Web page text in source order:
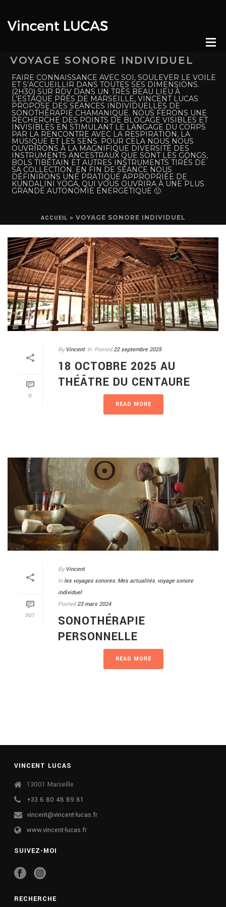
VOYAGE SONORE INDIVIDUEL
FAIRE CONNAISSANCE AVEC SOI, SOULEVER LE VOILE
ET S’ACCUEILLIR DANS TOUTES SES DIMENSIONS.
(2H30) SUR RDV DANS UN TRÈS BEAU LIEU À
L’ESTAQUE PRÈS DE MARSEILLE, VINCENT LUCAS
PROPOSE DES SÉANCES INDIVIDUELLES DE
SONOTHÉRAPIE CHAMANIQUE. NOUS FERONS UNE
RECHERCHE DES POINTS DE BLOCAGE VISIBLES ET
INVISIBLES EN STIMULANT LE LANGAGE DU CORPS
PAR LA RENCONTRE AVEC LA RESPIRATION, LA
MUSIQUE ET LES SENS. POUR CELA NOUS NOUS
OUVRIRONS À LA MAGNIFIQUE DIVERSITÉ DES
INSTRUMENTS ANCESTRAUX QUE SONT LES GONGS,
BOLS TIBÉTAIN ET AUTRES INSTRUMENTS TIRÉS DE
SA COLLECTION. EN FIN DE SÉANCE NOUS
DÉFINIRONS UNE PRATIQUE APPROPRIÉE DE
KUNDALINI YOGA, QUI VOUS OUVRIRA À UNE PLUS
GRANDE AUTONOMIE ÉNERGÉTIQUE 🙂
ACCUEIL » VOYAGE SONORE INDIVIDUEL
0
By Vincent In Posted 22 septembre 2025
18 OCTOBRE 2025 AU
THÉÂTRE DU CENTAURE
READ MORE
307
By Vincent
In les voyages sonores, Mes actualités, voyage sonore
individuel
Posted 23 mars 2024
SONOTHÉRAPIE
PERSONNELLE
READ MORE
VINCENT LUCAS
13001 Marseille
+33 6 80 48 89 81
vincent@vincent-lucas.fr
www.vincent-lucas.fr
SUIVEZ-MOI
RECHERCHE